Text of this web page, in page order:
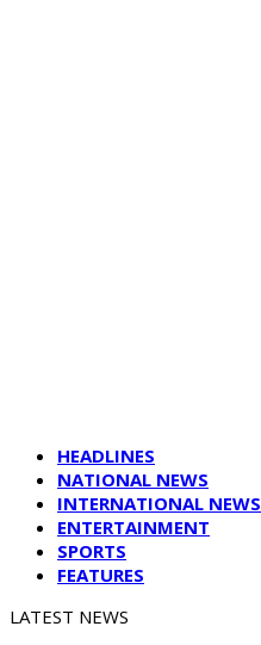
HEADLINES
NATIONAL NEWS
INTERNATIONAL NEWS
ENTERTAINMENT
SPORTS
FEATURES
LATEST NEWS